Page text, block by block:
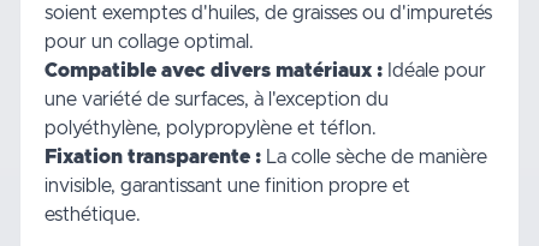
soient exemptes d'huiles, de graisses ou d'impuretés
pour un collage optimal.
Compatible avec divers matériaux : Idéale pour
une variété de surfaces, à l'exception du
polyéthylène, polypropylène et téflon.
Fixation transparente : La colle sèche de manière
invisible, garantissant une finition propre et
esthétique.